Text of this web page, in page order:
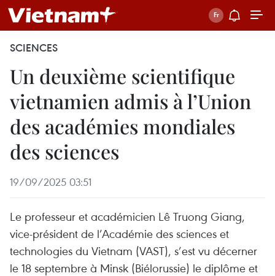
SCIENCES
Un deuxième scientifique
vietnamien admis à l’Union
des académies mondiales
des sciences
19/09/2025 03:51
Le professeur et académicien Lê Truong Giang,
vice-président de l’Académie des sciences et
technologies du Vietnam (VAST), s’est vu décerner
le 18 septembre à Minsk (Biélorussie) le diplôme et